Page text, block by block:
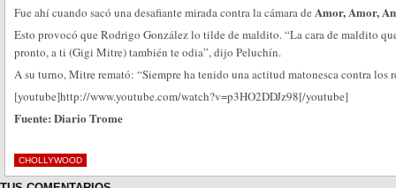
Fue ahí cuando sacó una desafiante mirada contra la cámara de Amor, Amor,
Esto provocó que Rodrigo González lo tilde de maldito. “La cara de maldito
pronto, a ti (Gigi Mitre) también te odia”, dijo Peluchín.
A su turno, Mitre remató: “Siempre ha tenido una actitud matonesca contra los
[youtube]http://www.youtube.com/watch?v=p3HO2DDJz98[/youtube]
Fuente: Diario Trome
CHOLLYWOOD